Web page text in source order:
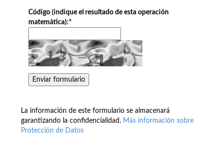
Código (indique el resultado de esta operación
matemática):*
La información de este formulario se almacenará
garantizando la confidencialidad. Más información sobre
Protección de Datos